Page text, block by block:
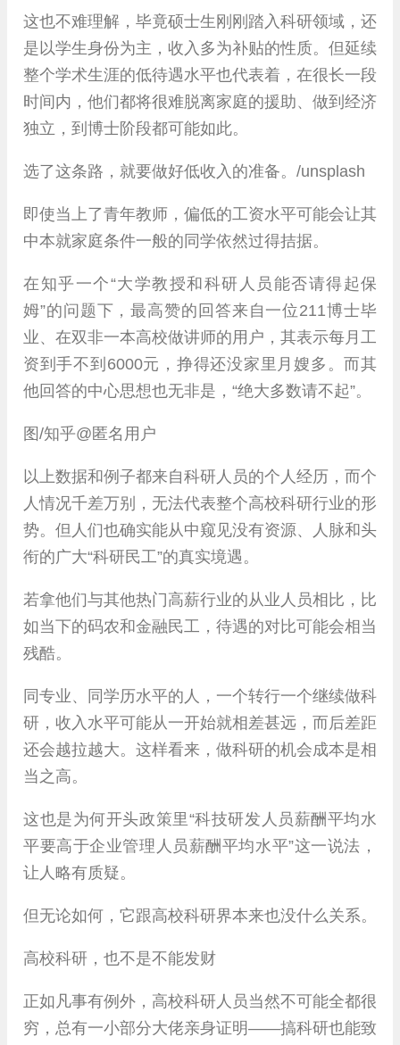
这也不难理解，毕竟硕士生刚刚踏入科研领域，还
是以学生身份为主，收入多为补贴的性质。但延续
整个学术生涯的低待遇水平也代表着，在很长一段
时间内，他们都将很难脱离家庭的援助、做到经济
独立，到博士阶段都可能如此。
选了这条路，就要做好低收入的准备。/unsplash
即使当上了青年教师，偏低的工资水平可能会让其
中本就家庭条件一般的同学依然过得拮据。
在知乎一个“大学教授和科研人员能否请得起保
姆”的问题下，最高赞的回答来自一位211博士毕
业、在双非一本高校做讲师的用户，其表示每月工
资到手不到6000元，挣得还没家里月嫂多。而其
他回答的中心思想也无非是，“绝大多数请不起”。
图/知乎@匿名用户
以上数据和例子都来自科研人员的个人经历，而个
人情况千差万别，无法代表整个高校科研行业的形
势。但人们也确实能从中窥见没有资源、人脉和头
衔的广大“科研民工”的真实境遇。
若拿他们与其他热门高薪行业的从业人员相比，比
如当下的码农和金融民工，待遇的对比可能会相当
残酷。
同专业、同学历水平的人，一个转行一个继续做科
研，收入水平可能从一开始就相差甚远，而后差距
还会越拉越大。这样看来，做科研的机会成本是相
当之高。
这也是为何开头政策里“科技研发人员薪酬平均水
平要高于企业管理人员薪酬平均水平”这一说法，
让人略有质疑。
但无论如何，它跟高校科研界本来也没什么关系。
高校科研，也不是不能发财
正如凡事有例外，高校科研人员当然不可能全都很
穷，总有一小部分大佬亲身证明——搞科研也能致